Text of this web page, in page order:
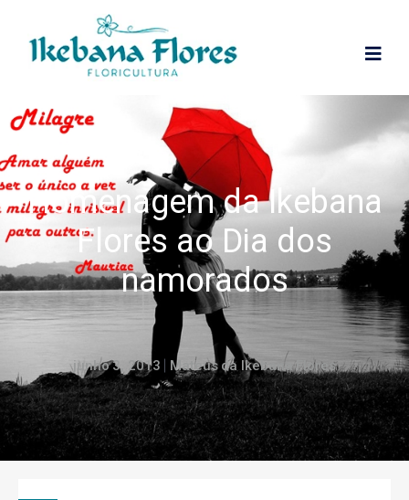
Homenagem da Ikebana
Flores ao Dia dos
namorados
junho 3, 2013 Mateus da Ikebana Flores